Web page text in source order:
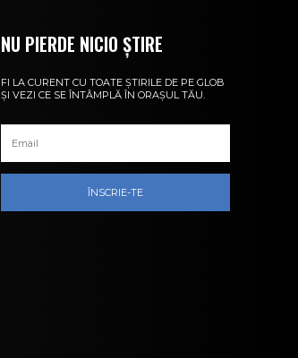
NU PIERDE NICIO ȘTIRE
FI LA CURENT CU TOATE ȘTIRILE DE PE GLOB
ȘI VEZI CE SE ÎNTÂMPLĂ ÎN ORAȘUL TĂU.
ÎNSCRIE-TE